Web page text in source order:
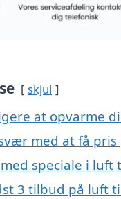
skjul
at opvarme
med at få
speciale i
3 tilbud på luft